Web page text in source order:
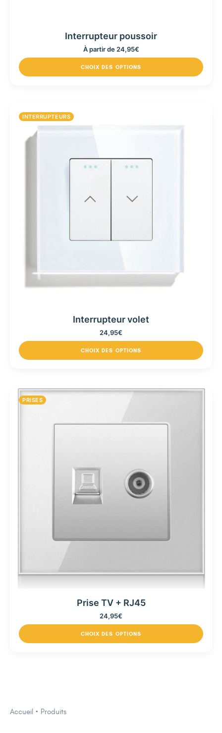
Interrupteur poussoir
À partir de 24,95€
CHOIX DES OPTIONS
INTERRUPTEURS
Interrupteur volet
24,95€
CHOIX DES OPTIONS
PRISES
Prise TV + RJ45
24,95€
CHOIX DES OPTIONS
Accueil Produits